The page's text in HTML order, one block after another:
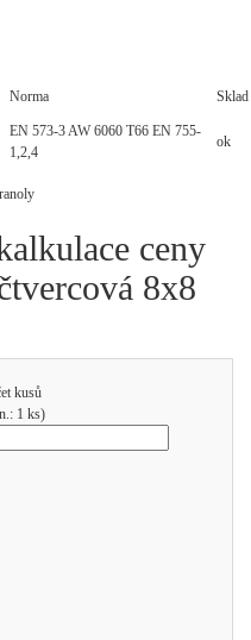
Norma Sklad
EN 573-3 AW 6060 T66 EN 755-
1,2,4
ok
ceny
8x8
kusů
1 ks)